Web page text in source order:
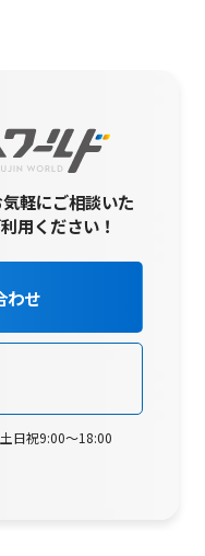
軽にご相談いた
用ください！
わせ
日祝9:00～18:00